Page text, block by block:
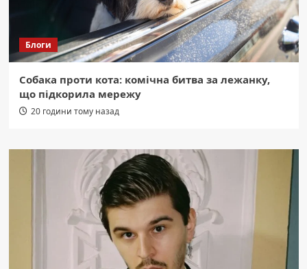
Блоги
Собака проти кота: комічна битва за лежанку,
що підкорила мережу
20 години тому назад